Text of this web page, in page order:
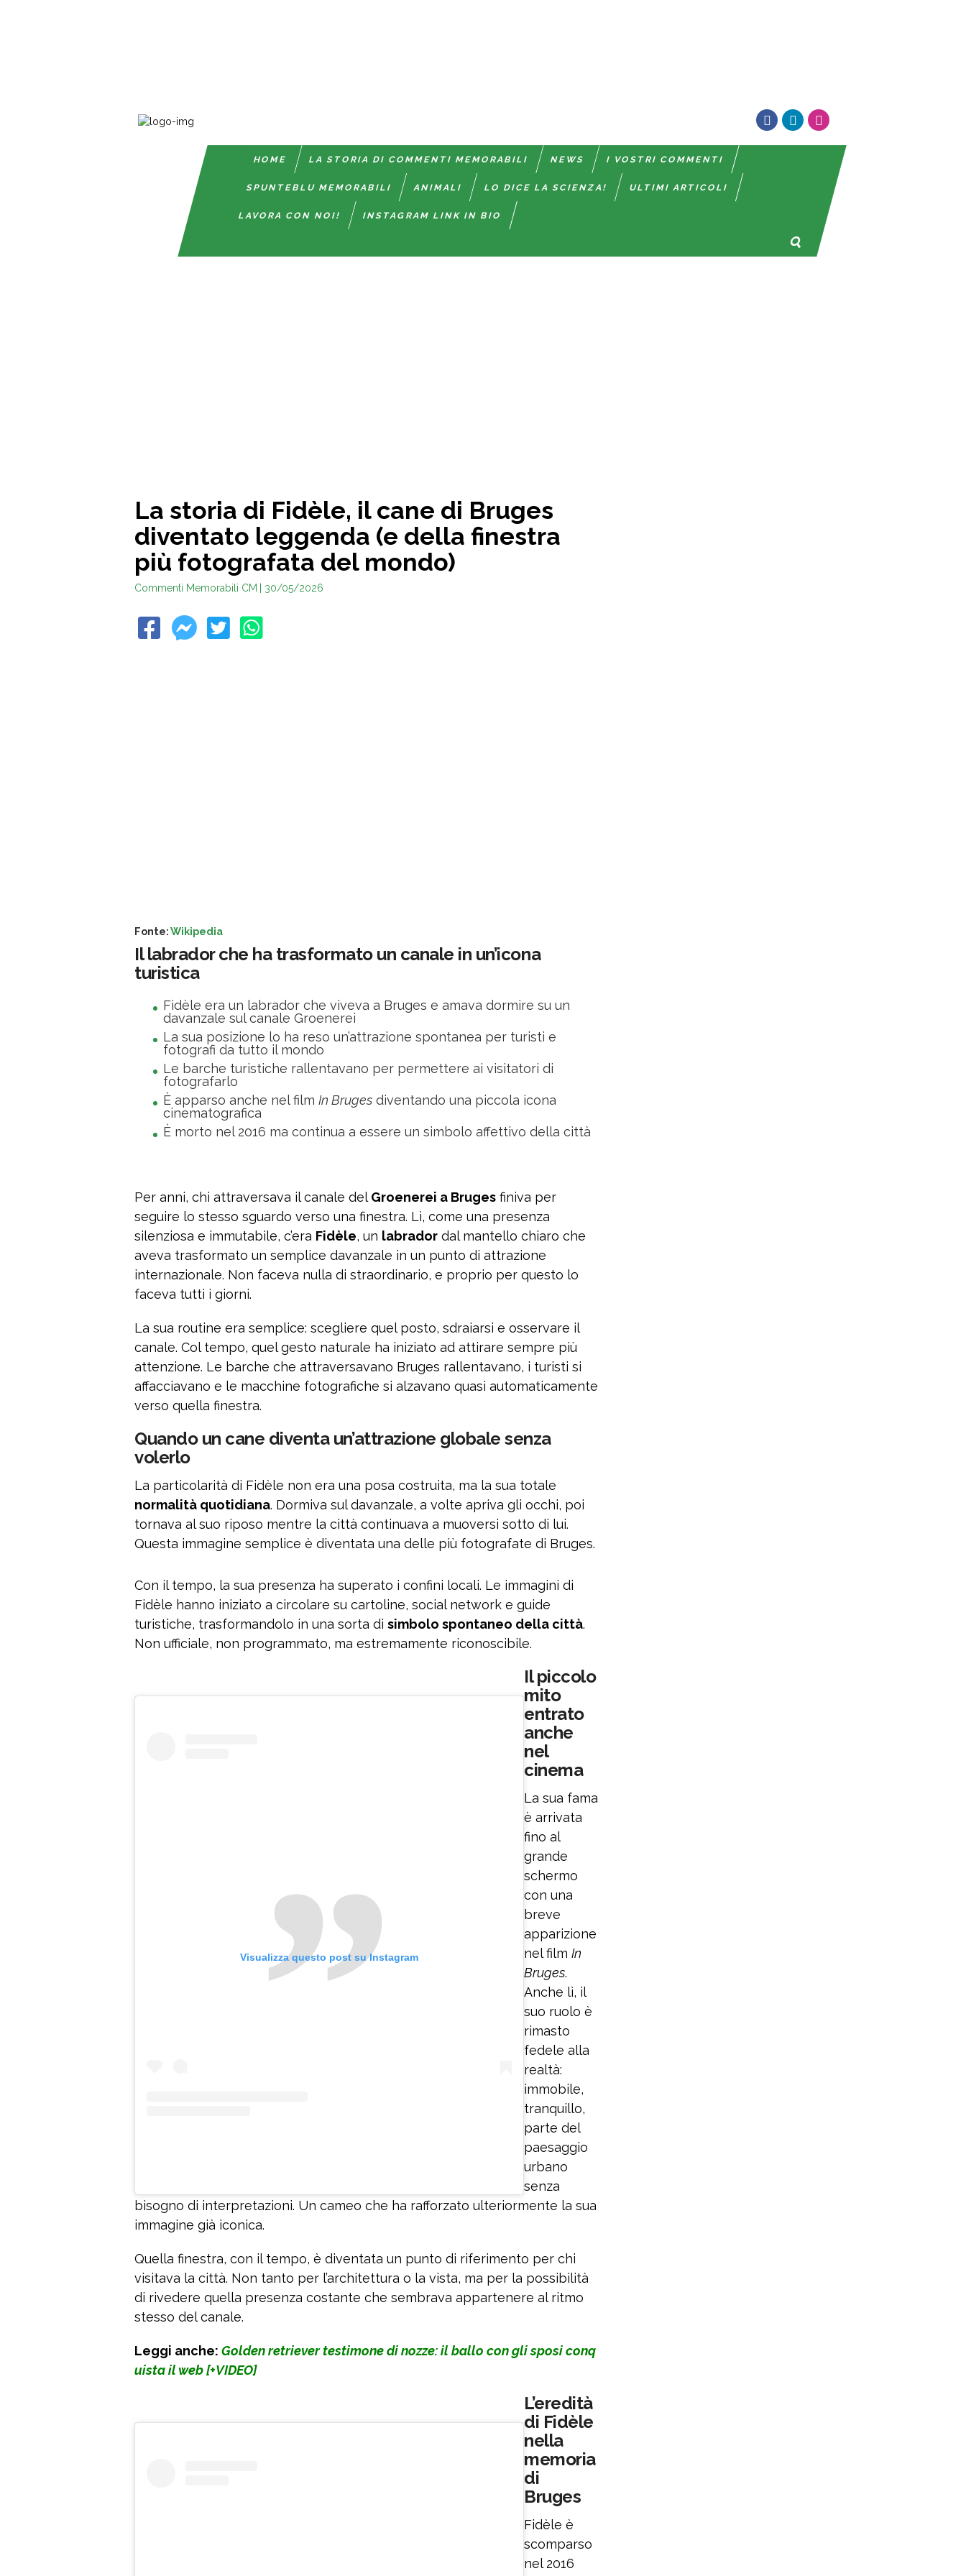
HOME LA STORIA DI COMMENTI MEMORABILI NEWS I VOSTRI COMMENTI
SPUNTEBLU MEMORABILI ANIMALI LO DICE LA SCIENZA! ULTIMI ARTICOLI
LAVORA CON NOI! INSTAGRAM LINK IN BIO
La storia di Fidèle, il cane di Bruges
diventato leggenda (e della finestra
più fotografata del mondo)
Commenti Memorabili CM | 30/05/2026
Fonte:Wikipedia
Il labrador che ha trasformato un canale in un’icona
turistica
Fidèle era un labrador che viveva a Bruges e amava dormire su un
davanzale sul canale Groenerei
La sua posizione lo ha reso un’attrazione spontanea per turisti e
fotografi da tutto il mondo
Le barche turistiche rallentavano per permettere ai visitatori di
fotografarlo
È apparso anche nel film In Bruges diventando una piccola icona
cinematografica
È morto nel 2016 ma continua a essere un simbolo affettivo della città
Per anni, chi attraversava il canale delGroenerei a Bruges finiva per
seguire lo stesso sguardo verso una finestra. Lì, come una presenza
silenziosa e immutabile, c’era Fidèle, un labrador dal mantello chiaro che
aveva trasformato un semplice davanzale in un punto di attrazione
internazionale. Non faceva nulla di straordinario, e proprio per questo lo
faceva tutti i giorni.
La sua routine era semplice: scegliere quel posto, sdraiarsi e osservare il
canale. Col tempo, quel gesto naturale ha iniziato ad attirare sempre più
attenzione. Le barche che attraversavano Bruges rallentavano, i turisti si
affacciavano e le macchine fotografiche si alzavano quasi automaticamente
verso quella finestra.
Quando un cane diventa un’attrazione globale senza
volerlo
La particolarità di Fidèle non era una posa costruita, ma la sua totale
normalità quotidiana. Dormiva sul davanzale, a volte apriva gli occhi, poi
tornava al suo riposo mentre la città continuava a muoversi sotto di lui.
Questa immagine semplice è diventata una delle più fotografate di Bruges.
Con il tempo, la sua presenza ha superato i confini locali. Le immagini di
Fidèle hanno iniziato a circolare su cartoline, social network e guide
turistiche, trasformandolo in una sorta di simbolo spontaneo della città.
Non ufficiale, non programmato, ma estremamente riconoscibile.
Visualizza questo post su Instagram
Un post condiviso da Fidele Bruges (@fidele.bruges)
Il piccolo
mito
entrato
anche
nel
cinema
La sua fama
è arrivata
fino al
grande
schermo
con una
breve
apparizione
nel film In
Bruges.
Anche lì, il
suo ruolo è
rimasto
fedele alla
realtà:
immobile,
tranquillo,
parte del
paesaggio
urbano
senza
bisogno di interpretazioni. Un cameo che ha rafforzato ulteriormente la sua
immagine già iconica.
Quella finestra, con il tempo, è diventata un punto di riferimento per chi
visitava la città. Non tanto per l’architettura o la vista, ma per la possibilità
di rivedere quella presenza costante che sembrava appartenere al ritmo
stesso del canale.
Leggi anche: Golden retriever testimone di nozze: il ballo con gli sposi conq
uista il web [+VIDEO]
L’eredità
di Fidèle
nella
memoria
di
Bruges
Fidèle è
scomparso
nel 2016